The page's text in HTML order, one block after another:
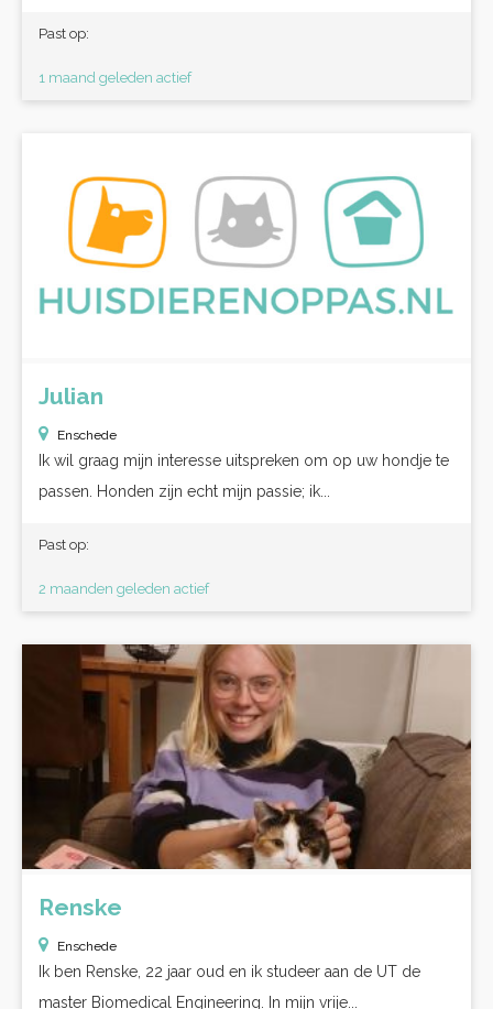
Past op:
1 maand geleden actief
Julian
Enschede
Ik wil graag mijn interesse uitspreken om op uw hondje te
passen. Honden zijn echt mijn passie; ik...
Past op:
2 maanden geleden actief
Renske
Enschede
Ik ben Renske, 22 jaar oud en ik studeer aan de UT de
master Biomedical Engineering. In mijn vrije...